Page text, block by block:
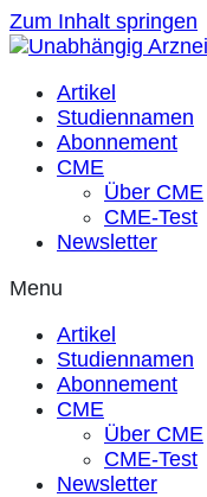
Zum Inhalt springen
Artikel
Studiennamen
Abonnement
CME
Über CME
CME-Test
Newsletter
Menu
Artikel
Studiennamen
Abonnement
CME
Über CME
CME-Test
Newsletter